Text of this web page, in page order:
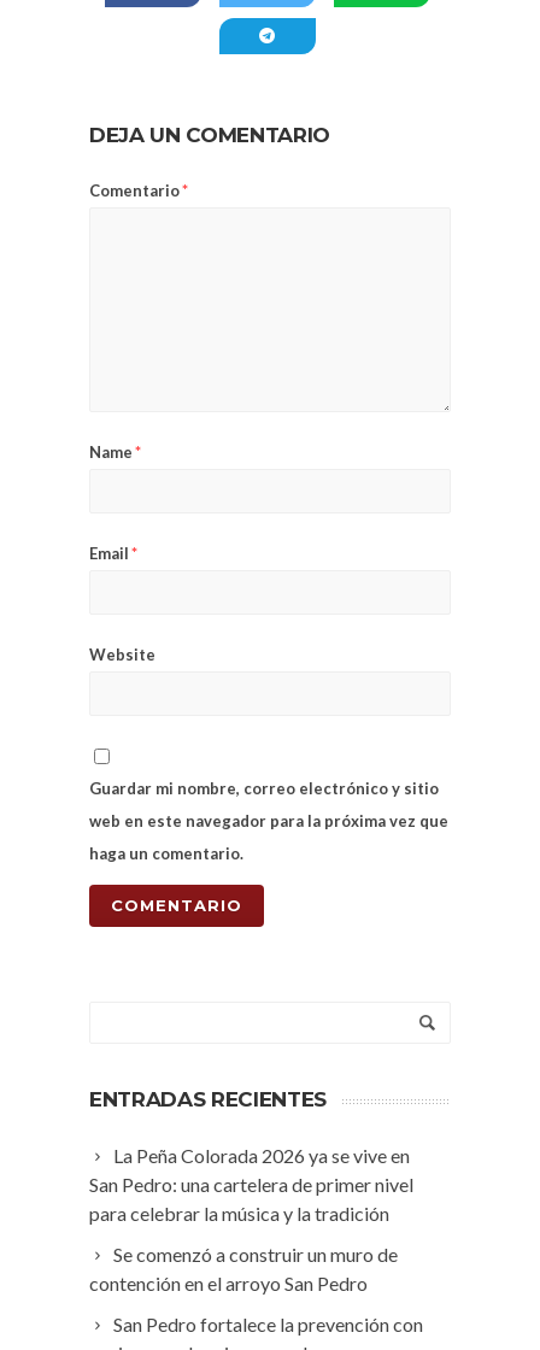
DEJA UN COMENTARIO
Comentario*
Name*
Email*
Website
Guardar mi nombre, correo electrónico y sitio
web en este navegador para la próxima vez que
haga un comentario.
ENTRADAS RECIENTES
La Peña Colorada 2026 ya se vive en
San Pedro: una cartelera de primer nivel
para celebrar la música y la tradición
Se comenzó a construir un muro de
contención en el arroyo San Pedro
San Pedro fortalece la prevención con